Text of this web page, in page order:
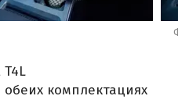
комплектациях